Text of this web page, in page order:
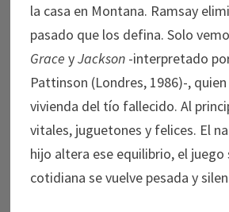
la casa en Montana. Ramsay
pasado que los defina. Solo
Grace yJackson-interpretado
Pattinson (Londres, 1986)-,
vivienda del tío fallecido. Al
vitales, juguetones y felices. El
hijo altera ese equilibrio, el juego
cotidiana se vuelve pesada y